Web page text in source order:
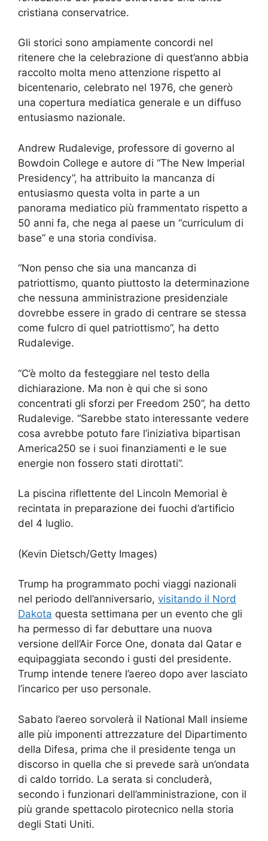
cristiana conservatrice.
Gli storici sono ampiamente concordi nel
ritenere che la celebrazione di quest’anno abbia
raccolto molta meno attenzione rispetto al
bicentenario, celebrato nel 1976, che generò
una copertura mediatica generale e un diffuso
entusiasmo nazionale.
Andrew Rudalevige, professore di governo al
Bowdoin College e autore di “The New Imperial
Presidency”, ha attribuito la mancanza di
entusiasmo questa volta in parte a un
panorama mediatico più frammentato rispetto a
50 anni fa, che nega al paese un “curriculum di
base” e una storia condivisa.
“Non penso che sia una mancanza di
patriottismo, quanto piuttosto la determinazione
che nessuna amministrazione presidenziale
dovrebbe essere in grado di centrare se stessa
come fulcro di quel patriottismo”, ha detto
Rudalevige.
“C’è molto da festeggiare nel testo della
dichiarazione. Ma non è qui che si sono
concentrati gli sforzi per Freedom 250”, ha detto
Rudalevige. “Sarebbe stato interessante vedere
cosa avrebbe potuto fare l’iniziativa bipartisan
America250 se i suoi finanziamenti e le sue
energie non fossero stati dirottati”.
La piscina riflettente del Lincoln Memorial è
recintata in preparazione dei fuochi d’artificio
del 4 luglio.
(Kevin Dietsch/Getty Images)
Trump ha programmato pochi viaggi nazionali
nel periodo dell’anniversario, visitando il Nord
Dakota questa settimana per un evento che gli
ha permesso di far debuttare una nuova
versione dell’Air Force One, donata dal Qatar e
equipaggiata secondo i gusti del presidente.
Trump intende tenere l’aereo dopo aver lasciato
l’incarico per uso personale.
Sabato l’aereo sorvolerà il National Mall insieme
alle più imponenti attrezzature del Dipartimento
della Difesa, prima che il presidente tenga un
discorso in quella che si prevede sarà un’ondata
di caldo torrido. La serata si concluderà,
secondo i funzionari dell’amministrazione, con il
più grande spettacolo pirotecnico nella storia
degli Stati Uniti.